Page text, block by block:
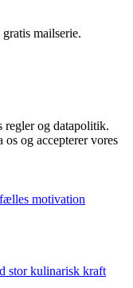
mailserie.
regler og datapolitik.
og accepterer vores
motivation
stor kulinarisk kraft